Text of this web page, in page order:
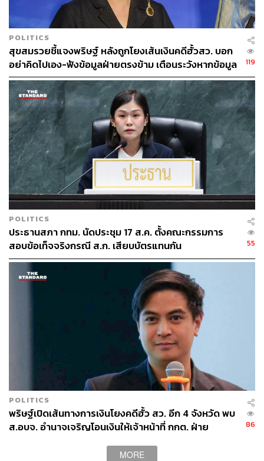
POLITICS
สุขสมรวยชี้แจงพริษฐ์ หลังถูกโยงเส้นเงินคดีฮั้วสว. บอก
อย่าคิดไปเอง-ฟังข้อมูลฝ่ายตรงข้าม เตือนระวังหากข้อมูล
ไม่จริง
119
POLITICS
ประธานสภา กทม. นัดประชุม 17 ส.ค. ตั้งคณะกรรมการ
สอบข้อเท็จจริงกรณี ส.ก. เสียบบัตรแทนกัน
55
POLITICS
พริษฐ์เปิดเส้นทางการเงินโยงคดีฮั้ว สว. อีก 4 จังหวัด พบ
ส.อบจ. อำนาจเจริญโอนเงินให้เจ้าหน้าที่ กกต. ฝ่าย
86
MORE